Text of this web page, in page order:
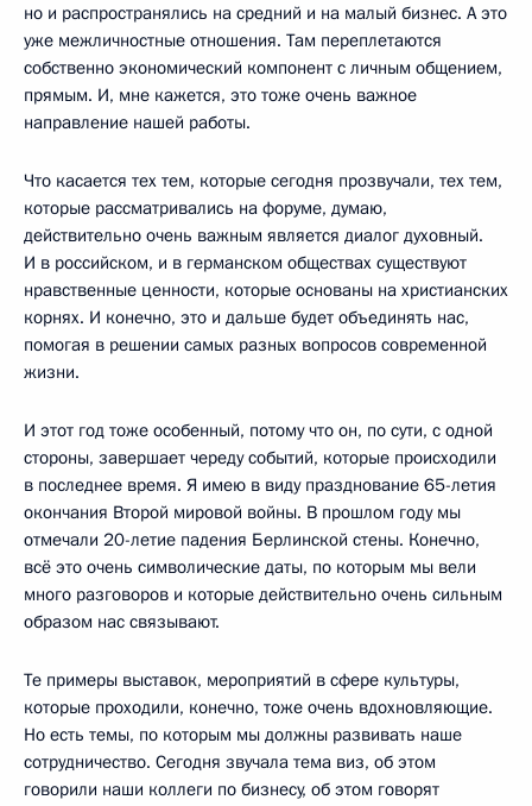
но и распространялись на средний и на малый бизнес. А это
уже межличностные отношения. Там переплетаются
собственно экономический компонент с личным общением,
прямым. И, мне кажется, это тоже очень важное
направление нашей работы.
Что касается тех тем, которые сегодня прозвучали, тех тем,
которые рассматривались на форуме, думаю,
действительно очень важным является диалог духовный.
И в российском, и в германском обществах существуют
нравственные ценности, которые основаны на христианских
корнях. И конечно, это и дальше будет объединять нас,
помогая в решении самых разных вопросов современной
жизни.
И этот год тоже особенный, потому что он, по сути, с одной
стороны, завершает череду событий, которые происходили
в последнее время. Я имею в виду празднование 65-летия
окончания Второй мировой войны. В прошлом году мы
отмечали 20-летие падения Берлинской стены. Конечно,
всё это очень символические даты, по которым мы вели
много разговоров и которые действительно очень сильным
образом нас связывают.
Те примеры выставок, мероприятий в сфере культуры,
которые проходили, конечно, тоже очень вдохновляющие.
Но есть темы, по которым мы должны развивать наше
сотрудничество. Сегодня звучала тема виз, об этом
говорили наши коллеги по бизнесу, об этом говорят